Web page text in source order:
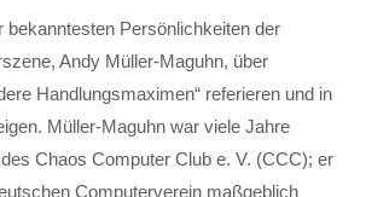
bekanntesten Persönlichkeiten der
Andy Müller-Maguhn, über
Handlungsmaximen“ referieren und in
Müller-Maguhn war viele Jahre
Chaos Computer Club e. V. (CCC); er
Computerverein maßgeblich